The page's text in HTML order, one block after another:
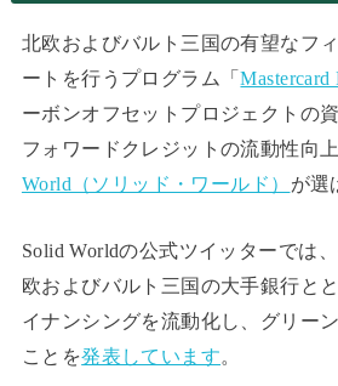
北欧およびバルト三国の有望なフ
ートを行うプログラム「Mastercard
ーボンオフセットプロジェクトの
フォワードクレジットの流動性向
World（ソリッド・ワールド） が選
Solid Worldの公式ツイッターでは
欧およびバルト三国の大手銀行と
イナンシングを流動化し、グリー
ことを発表しています。